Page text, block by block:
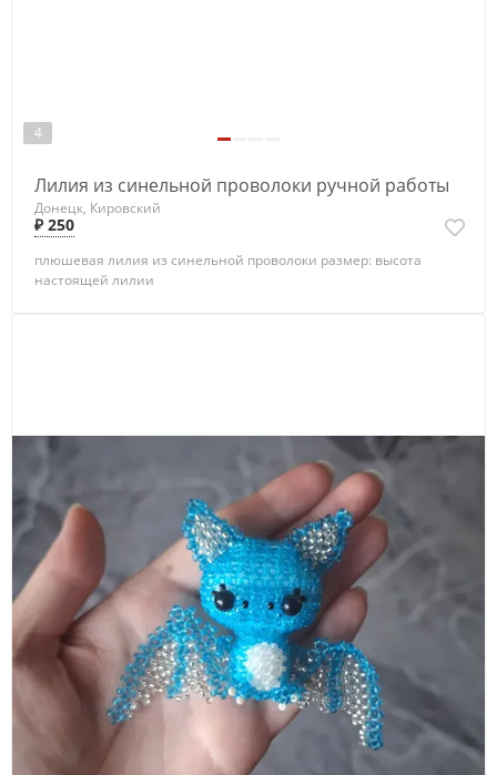
4
Лилия из синельной проволоки ручной работы
Донецк, Кировский
₽ 250
плюшевая лилия из синельной проволоки размер: высота
настоящей лилии